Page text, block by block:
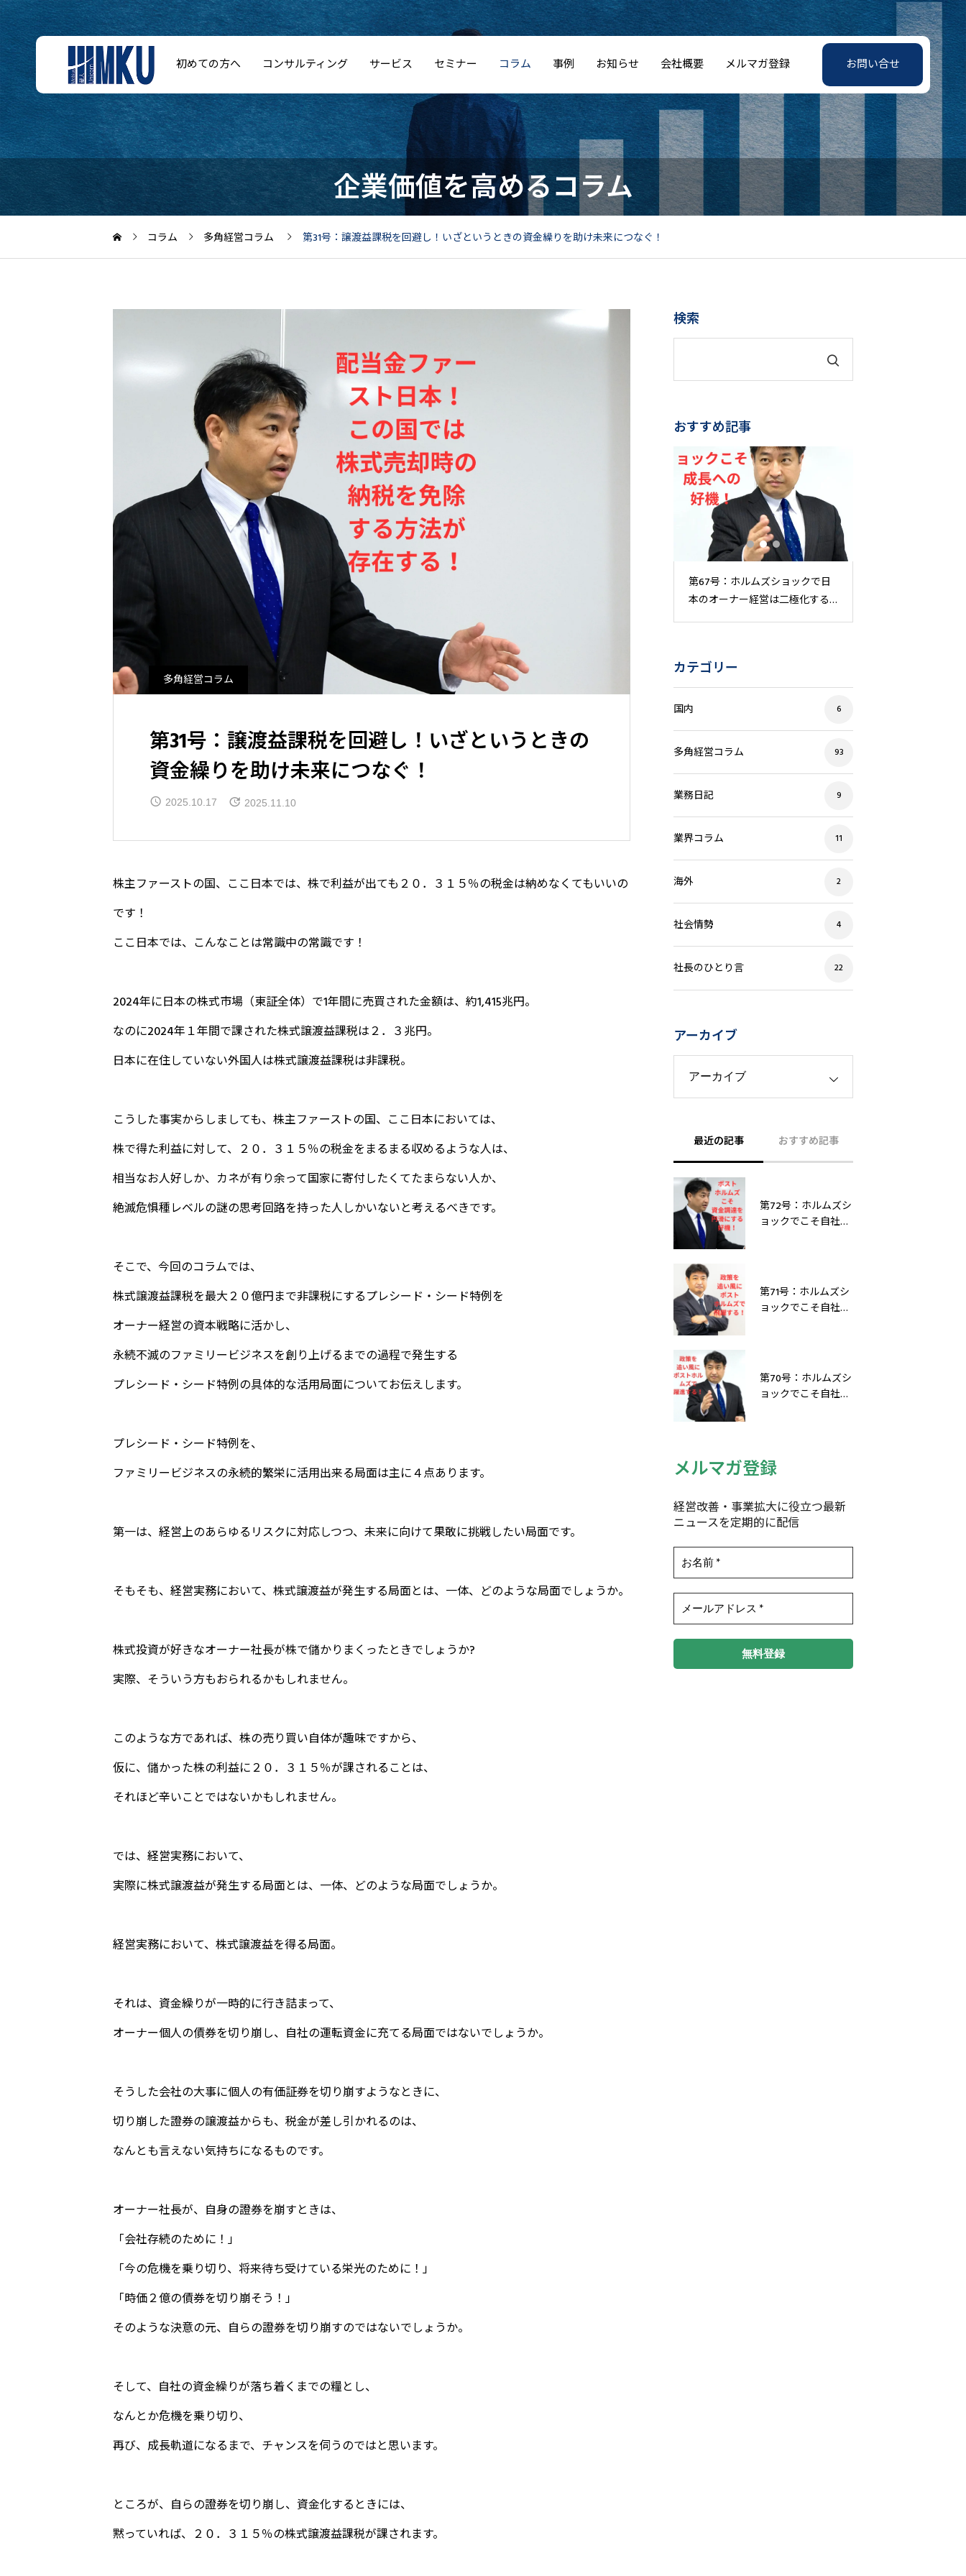
初めての方へ コンサルティング サービス セミナー コラム 事例 お知らせ 会社概要 メルマガ登録 お問い合せ
企業価値を高めるコラム
コラム 多角経営コラム 第31号：譲渡益課税を回避し！いざというときの資金繰りを助け未来につなぐ！
多角経営コラム
第31号：譲渡益課税を回避し！いざというときの
資金繰りを助け未来につなぐ！
2025.10.17 2025.11.10
株主ファーストの国、ここ日本では、株で利益が出ても２０．３１５％の税金は納めなくてもいいの
です！
ここ日本では、こんなことは常識中の常識です！
2024年に日本の株式市場（東証全体）で1年間に売買された金額は、約1,415兆円。
なのに2024年１年間で課された株式譲渡益課税は２．３兆円。
日本に在住していない外国人は株式譲渡益課税は非課税。
こうした事実からしましても、株主ファーストの国、ここ日本においては、
株で得た利益に対して、２０．３１５％の税金をまるまる収めるような人は、
相当なお人好しか、カネが有り余って国家に寄付したくてたまらない人か、
絶滅危惧種レベルの謎の思考回路を持った人しかいないと考えるべきです。
そこで、今回のコラムでは、
株式譲渡益課税を最大２０億円まで非課税にするプレシード・シード特例を
オーナー経営の資本戦略に活かし、
永続不滅のファミリービジネスを創り上げるまでの過程で発生する
プレシード・シード特例の具体的な活用局面についてお伝えします。
プレシード・シード特例を、
ファミリービジネスの永続的繁栄に活用出来る局面は主に４点あります。
第一は、経営上のあらゆるリスクに対応しつつ、未来に向けて果敢に挑戦したい局面です。
そもそも、経営実務において、株式譲渡益が発生する局面とは、一体、どのような局面でしょうか。
株式投資が好きなオーナー社長が株で儲かりまくったときでしょうか?
実際、そういう方もおられるかもしれません。
このような方であれば、株の売り買い自体が趣味ですから、
仮に、儲かった株の利益に２０．３１５％が課されることは、
それほど辛いことではないかもしれません。
では、経営実務において、
実際に株式譲渡益が発生する局面とは、一体、どのような局面でしょうか。
経営実務において、株式譲渡益を得る局面。
それは、資金繰りが一時的に行き詰まって、
オーナー個人の債券を切り崩し、自社の運転資金に充てる局面ではないでしょうか。
そうした会社の大事に個人の有価証券を切り崩すようなときに、
切り崩した證券の譲渡益からも、税金が差し引かれるのは、
なんとも言えない気持ちになるものです。
オーナー社長が、自身の證券を崩すときは、
「会社存続のために！」
「今の危機を乗り切り、将来待ち受けている栄光のために！」
「時価２億の債券を切り崩そう！」
そのような決意の元、自らの證券を切り崩すのではないでしょうか。
そして、自社の資金繰りが落ち着くまでの糧とし、
なんとか危機を乗り切り、
再び、成長軌道になるまで、チャンスを伺うのではと思います。
ところが、自らの證券を切り崩し、資金化するときには、
黙っていれば、２０．３１５％の株式譲渡益課税が課されます。
検索
おすすめ記事
第67号：ホルムズショックで日
本のオーナー経営は二極化する
カテゴリー
国内 6
多角経営コラム 93
業務日記 9
業界コラム 11
海外 2
社会情勢 4
社長のひとり言 22
アーカイブ
最近の記事 おすすめ記事
第72号：ホルムズシ
ョックでこそ自社を
6選
第71号：ホルムズシ
ョックでこそ自社を
第70号：ホルムズシ
ョックでこそ自社を
メルマガ登録
経営改善・事業拡大に役立つ最新
ニュースを定期的に配信